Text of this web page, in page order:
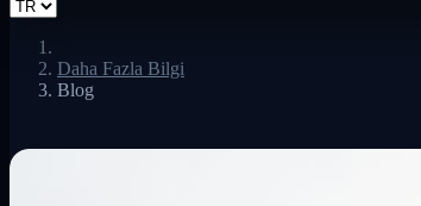
Daha Fazla Bilgi
Blog